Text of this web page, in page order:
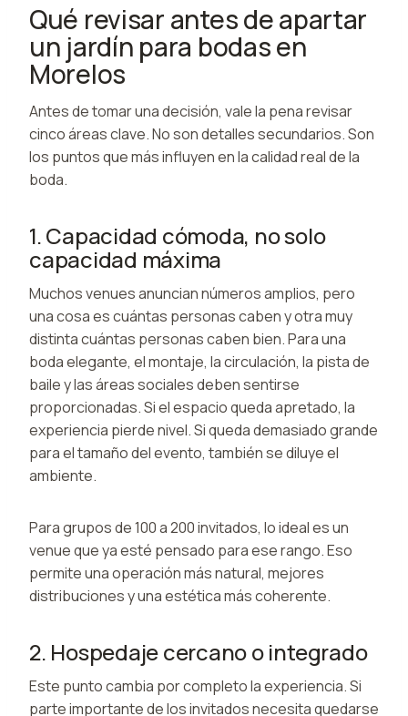
Qué revisar antes de apartar
un jardín para bodas en
Morelos
Antes de tomar una decisión, vale la pena revisar
cinco áreas clave. No son detalles secundarios. Son
los puntos que más influyen en la calidad real de la
boda.
1. Capacidad cómoda, no solo
capacidad máxima
Muchos venues anuncian números amplios, pero
una cosa es cuántas personas caben y otra muy
distinta cuántas personas caben bien. Para una
boda elegante, el montaje, la circulación, la pista de
baile y las áreas sociales deben sentirse
proporcionadas. Si el espacio queda apretado, la
experiencia pierde nivel. Si queda demasiado grande
para el tamaño del evento, también se diluye el
ambiente.
Para grupos de 100 a 200 invitados, lo ideal es un
venue que ya esté pensado para ese rango. Eso
permite una operación más natural, mejores
distribuciones y una estética más coherente.
2. Hospedaje cercano o integrado
Este punto cambia por completo la experiencia. Si
parte importante de los invitados necesita quedarse